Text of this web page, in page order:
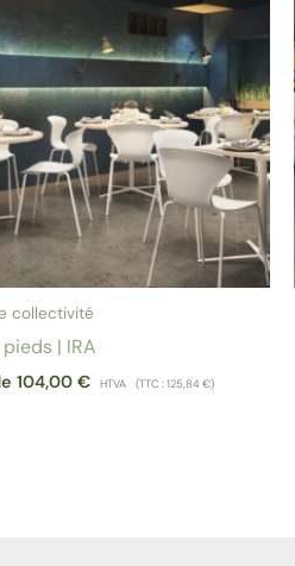
collectivité
| IRA
104,00€ HTVA (TTC :125,84€)